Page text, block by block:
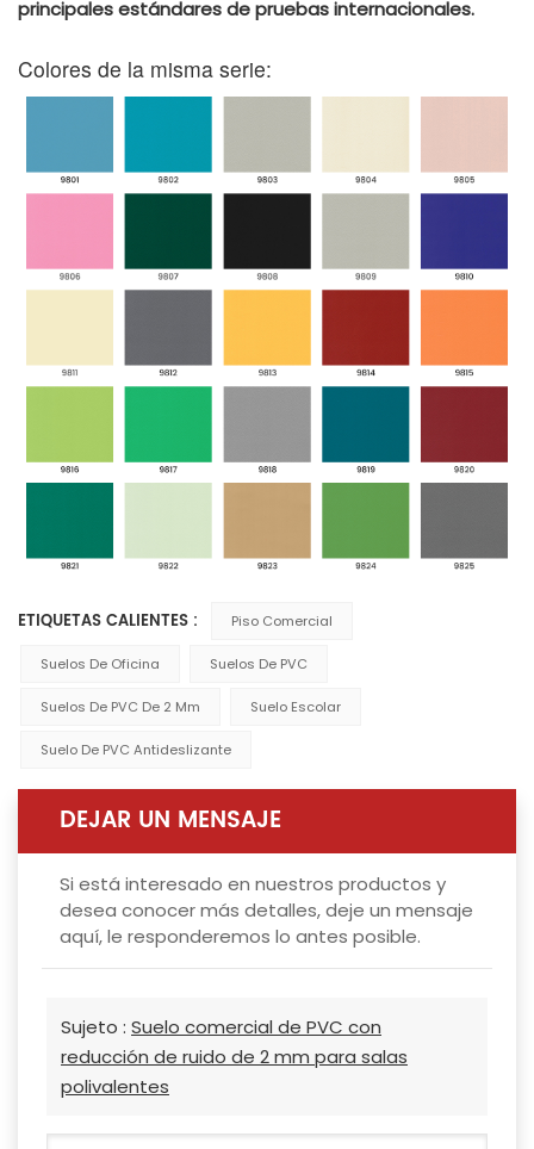
principales estándares de pruebas internacionales.
Colores de la misma serie:
ETIQUETAS CALIENTES : Piso Comercial
Suelos De Oficina Suelos De PVC
Suelos De PVC De 2 Mm Suelo Escolar
Suelo De PVC Antideslizante
DEJAR UN MENSAJE
Si está interesado en nuestros productos y
desea conocer más detalles, deje un mensaje
aquí, le responderemos lo antes posible.
Sujeto : Suelo comercial de PVC con
reducción de ruido de 2 mm para salas
polivalentes